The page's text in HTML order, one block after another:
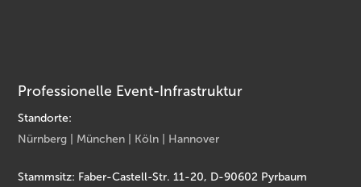
Professionelle Event-Infrastruktur
Standorte:
Nürnberg | München | Köln | Hannover
Stammsitz: Faber-Castell-Str. 11-20, D-90602 Pyrbaum